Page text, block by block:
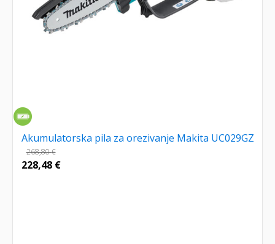
Akumulatorska pila za orezivanje Makita UC029GZ
268,80€
228,48 €